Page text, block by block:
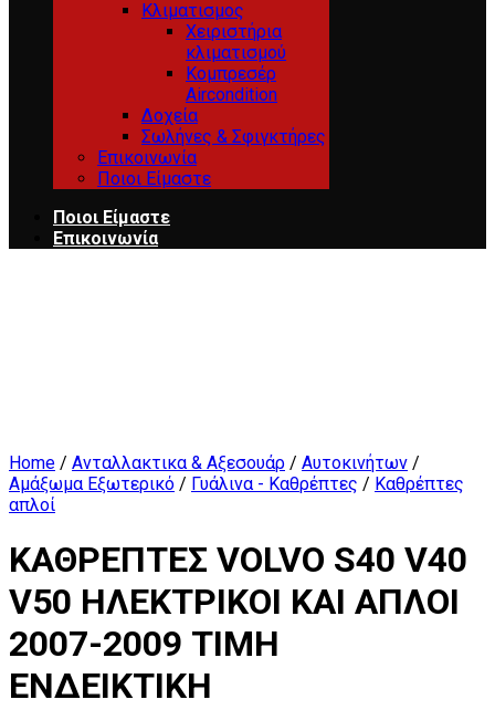
Κλιματισμος
Χειριστήρια
κλιματισμού
Κομπρεσέρ
Aircondition
Δοχεία
Σωλήνες & Σφιγκτήρες
Επικοινωνία
Ποιοι Είμαστε
Ποιοι Είμαστε
Επικοινωνία
Home / Ανταλλακτικα & Αξεσουάρ / Αυτοκινήτων /
Αμάξωμα Εξωτερικό / Γυάλινα - Καθρέπτες / Καθρέπτες
απλοί
ΚΑΘΡΕΠΤΕΣ VOLVO S40 V40
V50 ΗΛΕΚΤΡΙΚΟΙ ΚΑΙ ΑΠΛΟΙ
2007-2009 ΤΙΜΗ
ΕΝΔΕΙΚΤΙΚΗ